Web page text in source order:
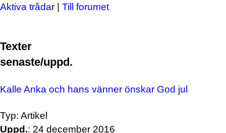
Aktiva trådar | Till forumet
Texter
senaste/uppd.
Kalle Anka och hans vänner önskar God jul
Typ: Artikel
Uppd.: 24 december 2016